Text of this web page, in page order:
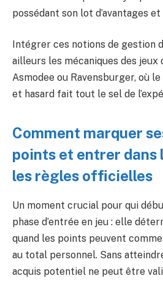
possédant son lot d’avantages
Intégrer ces notions de gestion
ailleurs les mécaniques des jeux
Asmodee ou Ravensburger, où
et hasard fait tout le sel de
Comment marquer
points et entrer dans
les règles officielles
Un moment crucial pour qui
phase d’entrée en jeu : elle
quand les points peuvent
au total personnel. Sans
acquis potentiel ne peut être